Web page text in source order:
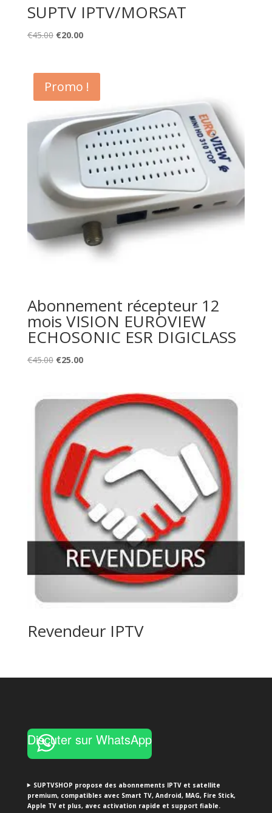
SUPTV IPTV/MORSAT
€45.00 Original
€45.00.
€20.00Current
€20.00.
Promo !
Abonnement récepteur 12
mois VISION EUROVIEW
ECHOSONIC ESR DIGICLASS
€45.00 Original
€45.00.
€25.00Current
€25.00.
Revendeur IPTV
Discuter sur WhatsApp
SUPTVSHOP propose des abonnements IPTV et satellite
premium, compatibles avec Smart TV, Android, MAG, Fire Stick,
Apple TV et plus, avec activation rapide et support fiable.